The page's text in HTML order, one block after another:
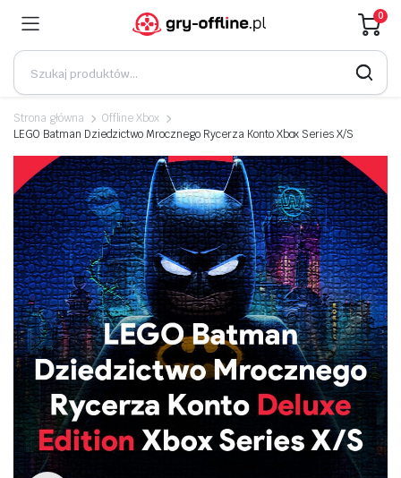
0
Strona główna
Offline Xbox
LEGO Batman Dziedzictwo Mrocznego Rycerza Konto Xbox Series X/S